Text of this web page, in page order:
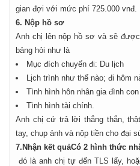
gian đợi với mức phí 725.000 vnđ.
6. Nộp hồ sơ
Anh chị lên nộp hồ sơ và sẽ
bảng hỏi như là
Mục đích chuyến đi: Du lịch
Lịch trình như thế nào; đi hôm
Tình hình hôn nhân gia đình
Tình hình tài chính.
Anh chị cứ trả lời thẳng thắn,
tay, chụp ảnh và nộp tiền cho đại
7.Nhận kết quảCó 2 hình thức
đó là anh chị tự đến TLS lấy,